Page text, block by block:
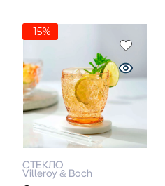
-15%
СТЕКЛО
Villeroy & Boch